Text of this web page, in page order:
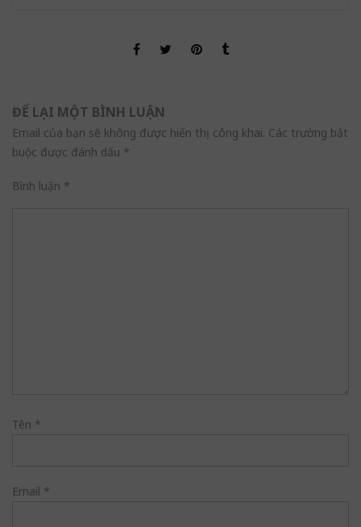
ĐỂ LẠI MỘT BÌNH LUẬN
Email của bạn sẽ không được hiển thị công khai. Các trường bắt
buộc được đánh dấu *
Bình luận *
Tên *
Email *